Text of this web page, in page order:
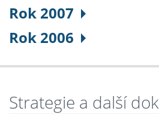
Rok 2007
Rok 2006
Strategie a další